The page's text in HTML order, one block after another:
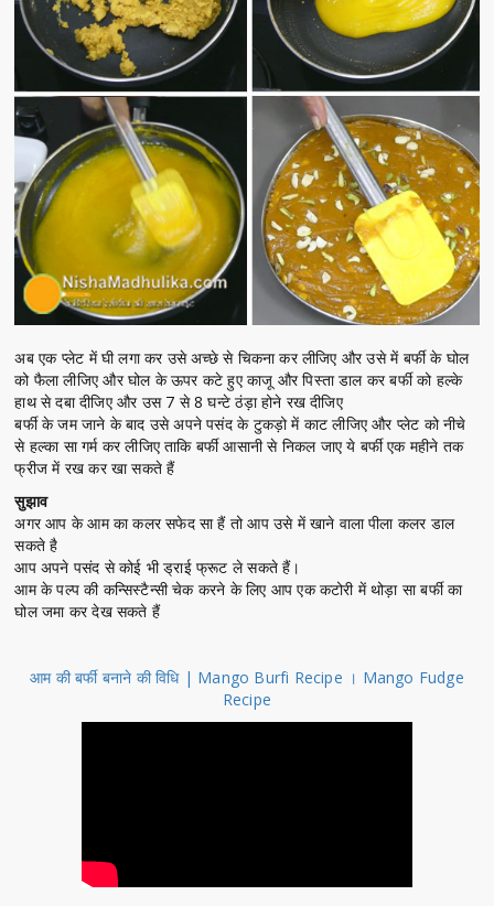
अब एक प्लेट में घी लगा कर उसे अच्छे से चिकना कर लीजिए और उसे में बर्फी के घोल
को फैला लीजिए और घोल के ऊपर कटे हुए काजू और पिस्ता डाल कर बर्फी को हल्के
हाथ से दबा दीजिए और उस 7 से 8 घन्टे ठंड़ा होने रख दीजिए
बर्फी के जम जाने के बाद उसे अपने पसंद के टुकड़ो में काट लीजिए और प्लेट को नीचे
से हल्का सा गर्म कर लीजिए ताकि बर्फी आसानी से निकल जाए ये बर्फी एक महीने तक
फ्रीज में रख कर खा सकते हैं
सुझाव
अगर आप के आम का कलर सफेद सा हैं तो आप उसे में खाने वाला पीला कलर डाल
सकते है
आप अपने पसंद से कोई भी ड्राई फ्रूट ले सकते हैं।
आम के पल्प की कन्सिस्टैन्सी चेक करने के लिए आप एक कटोरी में थोड़ा सा बर्फी का
घोल जमा कर देख सकते हैं
आम की बर्फी बनाने की विधि | Mango Burfi Recipe । Mango Fudge
Recipe